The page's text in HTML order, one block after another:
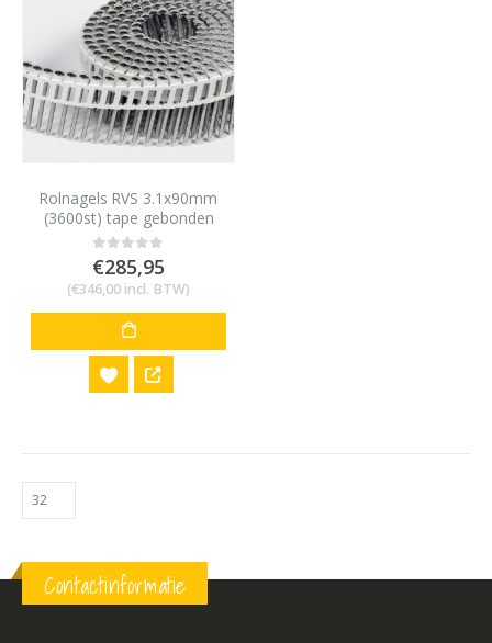
Rolnagels RVS 3.1x90mm
(3600st) tape gebonden
bolkop vlakke rol
0out of 5
€285,95
(€346,00 incl. BTW)
Contactinformatie